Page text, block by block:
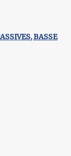
BASSE